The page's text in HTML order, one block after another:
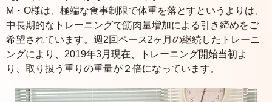
M・O様は、極端な食事制限で体重を落とすというよりは、
中長期的なトレーニングで筋肉量増加による引き締めをご
希望されています。週2回ペース2ヶ月の継続したトレーニ
ングにより、2019年3月現在、トレーニング開始当初よ
り、取り扱う重りの重量が２倍になっています。